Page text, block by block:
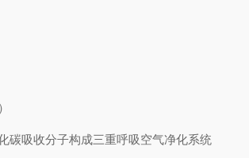
碳吸收分子构成三重呼吸空气净化系统